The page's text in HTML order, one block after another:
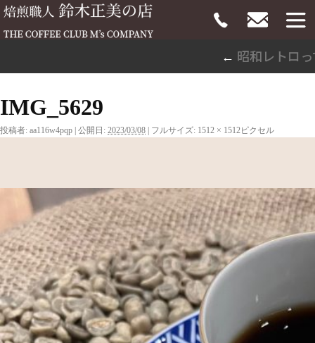
← 昭和レトロ
IMG_5629
投稿者: aa116w4pqp 公開日: 2023/03/08 フルサイズ: 1512 × 1512ピクセル